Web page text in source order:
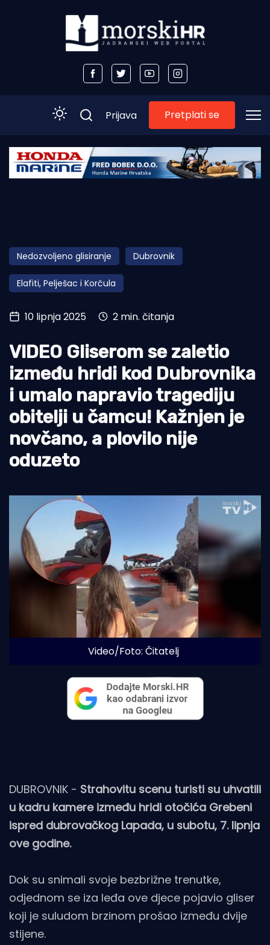
Početna
Obala
Otoci
Turizam i nautika
Pomorstvo
Ekologija
Tradicija i kultura
Prijava Pretplati se
Nedozvoljeno glisiranje Dubrovnik
Elafiti, Pelješac i Korčula
10 lipnja 2025 2 min. čitanja
VIDEO Gliserom se zaletio
između hridi kod Dubrovnika
i umalo napravio tragediju
obitelji u čamcu! Kažnjen je
novčano, a plovilo nije
oduzeto
Video/Foto: Čitatelj
DUBROVNIK - Strahovitu scenu turisti su uhvatili
u kadru kamere između hridi otočića Grebeni
ispred dubrovačkog Lapada, u subotu, 7. lipnja
ove godine.
Dok su snimali svoje bezbrižne trenutke,
odjednom se iza leđa ove djece pojavio gliser
koji je suludom brzinom prošao između dvije
stijene.